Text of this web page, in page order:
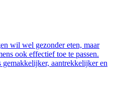
wil wel gezonder eten, maar
ook effectief toe te passen.
aantrekkelijker en